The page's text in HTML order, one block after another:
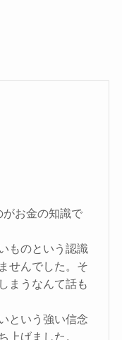
お金の知識で
ものという認識
せんでした。そ
まうなんて話も
という強い信念
上げました。